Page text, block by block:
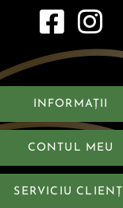
INFORMAȚII
CONTUL MEU
SERVICIU CLIENȚI